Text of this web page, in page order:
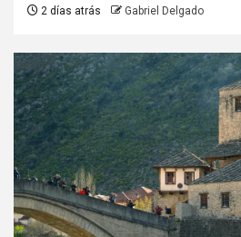
2 días atrás Gabriel Delgado